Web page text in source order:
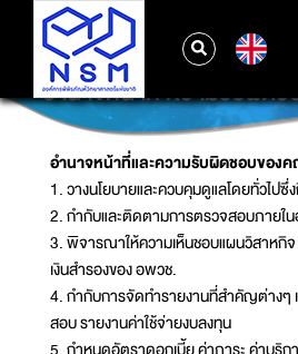
อำนาจหน้าที่ ความรับผิด
อำนาจหน้าที่และความรับผิดชอบของ
1. วางนโยบายและควบคุมดูแลโดยทั่วไป
2. กำกับและติดตามการตรวจสอบภายใ
3. พิจารณาให้ความเห็นชอบแผนวิสาหกิ
เงินสำรองของ อพวช.
4. กำกับการจัดทำรายงานที่สำคัญต่างๆ
สอบ รายงานค่าใช้จ่ายงบลงทุน